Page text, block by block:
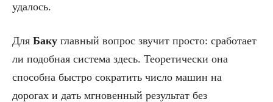
удалось.
Для Баку главный вопрос звучит просто: сработает
ли подобная система здесь. Теоретически она
способна быстро сократить число машин на
дорогах и дать мгновенный результат без